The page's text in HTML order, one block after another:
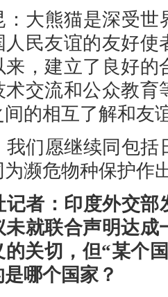
：大熊猫是深受世
人民友谊的友好
来，建立了良好
术交流和公众教
间的相互了解和友
我们愿继续同包括
濒危物种保护作
记者：印度外交
未就联合声明达
的关切，但“某个
哪个国家？